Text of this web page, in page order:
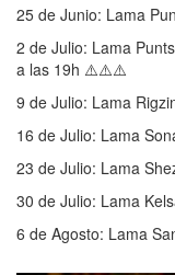
25 de Junio: Lama
2 de Julio: Lama
a las 19h ⚠️⚠️⚠️
9 de Julio: Lama
16 de Julio: Lama
23 de Julio: Lama
30 de Julio: Lama
6 de Agosto: Lama